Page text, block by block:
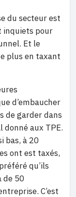
du secteur est
inquiets pour
Et le
plus en taxant
d’embaucher
de garder dans
donné aux TPE.
bas, à 20
ont est taxés,
qu’ils
de 50
C’est